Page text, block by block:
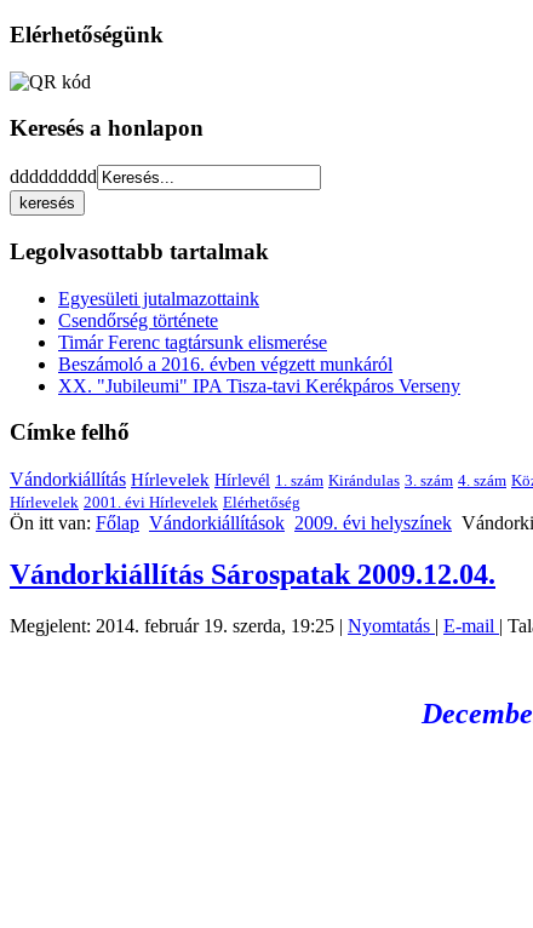
Elérhetőségünk
Keresés a honlapon
ddddddddd
Legolvasottabb tartalmak
Egyesületi jutalmazottaink
Csendőrség története
Timár Ferenc tagtársunk elismerése
Beszámoló a 2016. évben végzett munkáról
XX. "Jubileumi" IPA Tisza-tavi Kerékpáros Verseny
Címke felhő
Vándorkiállítás Hírlevelek Hírlevél 1. szám Kirándulas 3. szám 4. szám
Hírlevelek 2001. évi Hírlevelek Elérhetőség
Ön itt van: Főlap Vándorkiállítások 2009. évi helyszínek
Vándorkiállítás Sárospatak 2009.12.04.
Megjelent: 2014. február 19. szerda, 19:25 | Nyomtatás | E-mail |